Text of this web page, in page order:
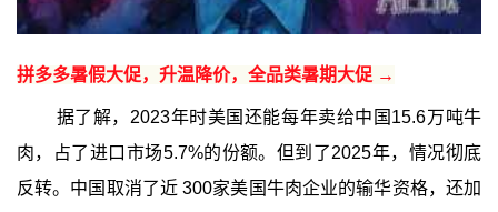
拼多多暑假大促，升温降价，全品类暑期大促 →
据了解，2023年时美国还能每年卖给中国15.6万吨牛
肉，占了进口市场5.7%的份额。但到了2025年，情况彻底
反转。中国取消了近 300家美国牛肉企业的输华资格，还加